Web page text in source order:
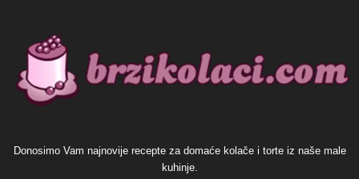
Donosimo Vam najnovije recepte za domaće kolače i torte iz naše male
kuhinje.